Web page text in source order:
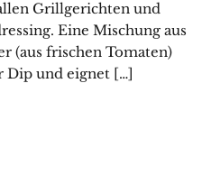
Grillgerichten und
Eine Mischung aus
(aus frischen Tomaten)
und eignet […]